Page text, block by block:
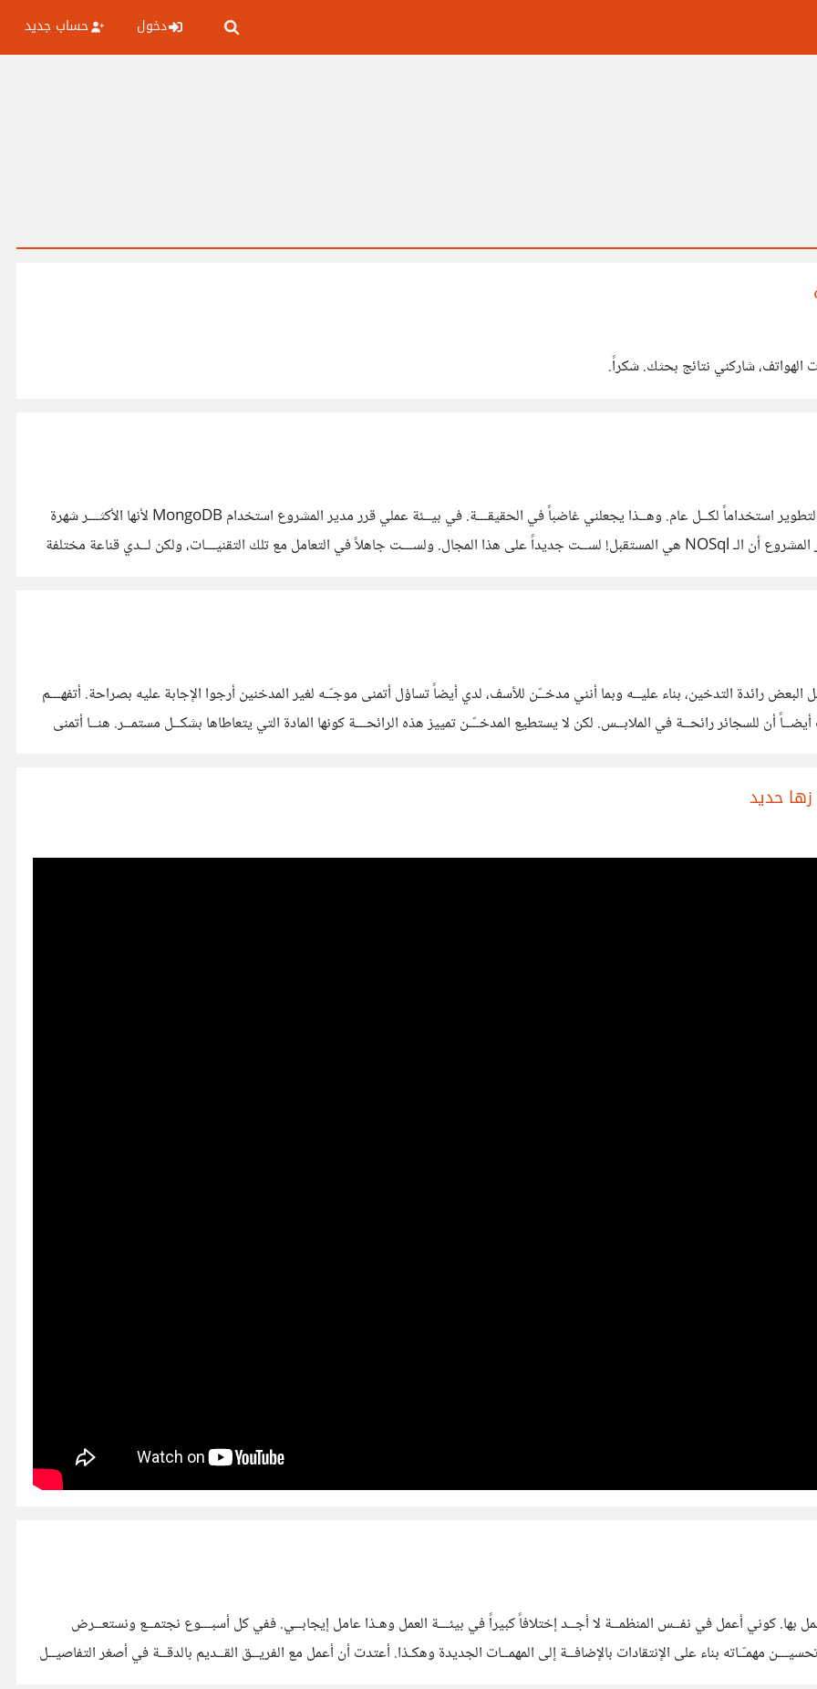
دخول حساب جديد
الهواتف، شاركني نتائج بحثك. شكراً.
تصدر Stack Overflow لائحة سنويــة بأكثر لغات، أو أدوات التطوير استخداماً لكــل عام. وهــذا يجعلني غاضباً في الحقيقـــة. في بيــئة عملي قرر مدير المشروع استخدام MongoDB لأنها الأكثـــر شهرة
حاليــاً و Trending في مجال تقنيــة المعلومات ويعتقــد مدير المشروع أن الـ NOSql هي المستقبل! لســت جديداً على هذا المجال. ولســـت جاهلاً في التعامل مع تلك التقنيـــات، ولكن لــدي قناعة مختلفة
التدخين، بناء عليــه وبما أنني مدخــّن للأسف، لدي أيضاً تساؤل أتمنى موجـّـه لغير المدخنين أرجوا الإجابة عليه بصراحة. أتفهـــم
أن للسجائر رائحــة في الملابــس. لكن لا يستطيع المدخــّـن تمييز هذه الرائحـــة كونها المادة التي يتعاطاها بشكــل مستمــر. هنــا أتمنى
حديد
كوني أعمل في نفــس المنظمــة لا أجــد إختلافاً كبيراً في بيئـــة العمل وهـذا عامل إيجابــي. ففي كل أسبـــوع نجتمــع ونستعــرض
مهمـّـاته بناء على الإنتقادات بالإضافــة إلى المهمــات الجديدة وهكـذا. أعتدت أن أعمل مع الفريــق القــديم بالدقــة في أصغر التفاصيــل